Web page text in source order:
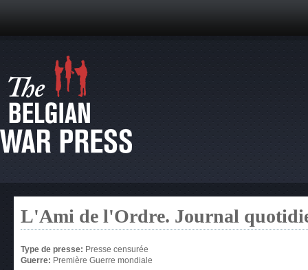
L'Ami de l'Ordre. Journal
Type de presse: Presse censurée
Guerre: Première Guerre mondiale